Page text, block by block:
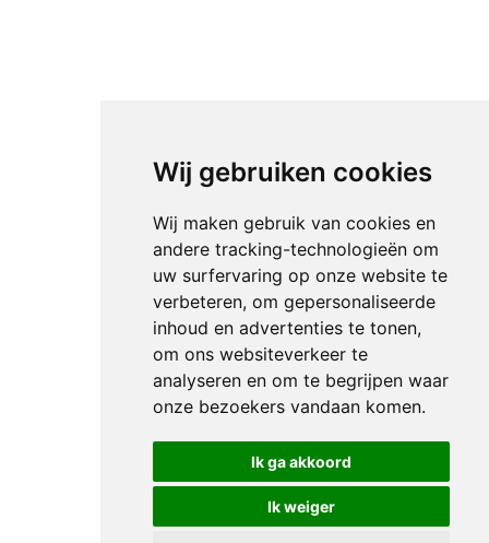
Wij gebruiken cookies
Wij maken gebruik van cookies en
andere tracking-technologieën om
uw surfervaring op onze website te
verbeteren, om gepersonaliseerde
inhoud en advertenties te tonen,
om ons websiteverkeer te
analyseren en om te begrijpen waar
onze bezoekers vandaan komen.
Ik ga akkoord
Ik weiger